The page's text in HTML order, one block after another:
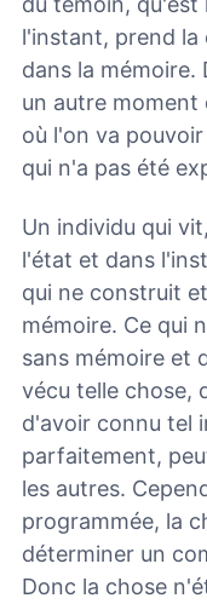
l'instant, prend la
dans la
un autre moment
où l'on va
qui n'a pas été
Un individu qui
l'état et dans
qui ne construit
mémoire. Ce qui
sans mémoire et
vécu telle chose,
d'avoir connu tel
parfaitement,
les autres.
programmée, la
déterminer un
Donc la chose